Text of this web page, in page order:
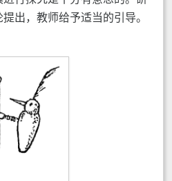
出，教师给予适当的引导。